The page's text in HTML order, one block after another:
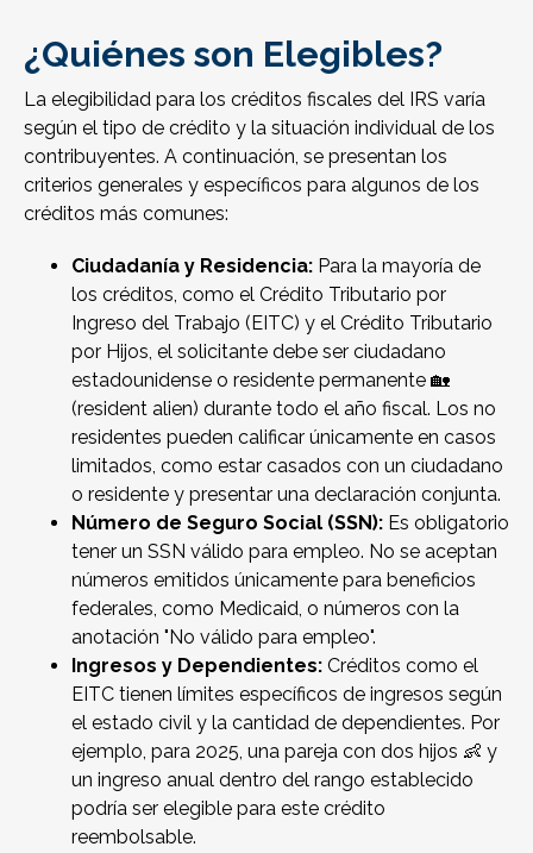
¿Quiénes son Elegibles?
La elegibilidad para los créditos fiscales del IRS varía
según el tipo de crédito y la situación individual de los
contribuyentes. A continuación, se presentan los
criterios generales y específicos para algunos de los
créditos más comunes:
Ciudadanía y Residencia: Para la mayoría de
los créditos, como el Crédito Tributario por
Ingreso del Trabajo (EITC) y el Crédito Tributario
por Hijos, el solicitante debe ser ciudadano
estadounidense o residente permanente 🏡
(resident alien) durante todo el año fiscal. Los no
residentes pueden calificar únicamente en casos
limitados, como estar casados con un ciudadano
o residente y presentar una declaración conjunta.
Número de Seguro Social (SSN): Es obligatorio
tener un SSN válido para empleo. No se aceptan
números emitidos únicamente para beneficios
federales, como Medicaid, o números con la
anotación "No válido para empleo".
Ingresos y Dependientes: Créditos como el
EITC tienen límites específicos de ingresos según
el estado civil y la cantidad de dependientes. Por
ejemplo, para 2025, una pareja con dos hijos 👶 y
un ingreso anual dentro del rango establecido
podría ser elegible para este crédito
reembolsable.